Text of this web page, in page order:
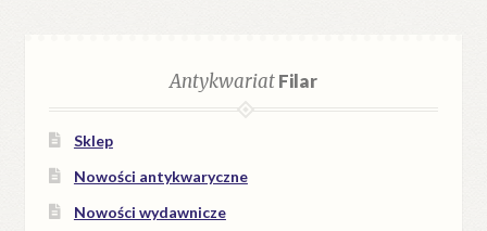
AntykwariatFilar
Sklep
Nowości antykwaryczne
Nowości wydawnicze